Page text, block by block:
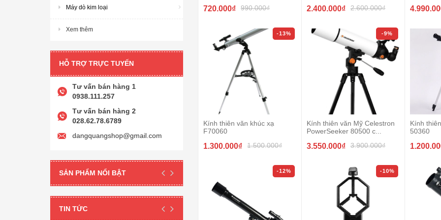
Máy dò kim loại
Xem thêm
HỖ TRỢ TRỰC TUYẾN
Tư vấn bán hàng 1
0938.111.257
Tư vấn bán hàng 2
028.62.78.6789
dangquangshop@gmail.com
SẢN PHẨM NỔI BẬT
TIN TỨC
720.000₫ 990.000₫
-13%
Kính thiên văn khúc xạ
F70060
1.300.000₫ 1.500.000₫
-12%
2.400.000₫ 2.600.000₫
-9%
Kính thiên văn Mỹ Celestron
PowerSeeker 80500 c...
3.550.000₫ 3.900.000₫
-10%
Kính
50360